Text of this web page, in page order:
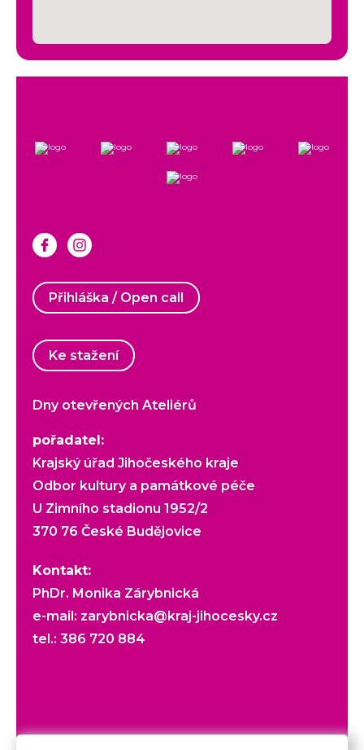
Přihláška / Open call
Ke stažení
Dny otevřených Ateliérů
pořadatel:
Krajský úřad Jihočeského kraje
Odbor kultury a památkové péče
U Zimního stadionu 1952/2
370 76 České Budějovice
Kontakt:
PhDr. Monika Zárybnická
e-mail: zarybnicka@kraj-jihocesky.cz
tel.: 386 720 884